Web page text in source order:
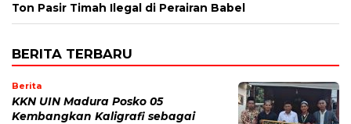
Ton Pasir Timah Ilegal di Perairan Babel
BERITA TERBARU
Berita
KKN UIN Madura Posko 05
Kembangkan Kaligrafi sebagai